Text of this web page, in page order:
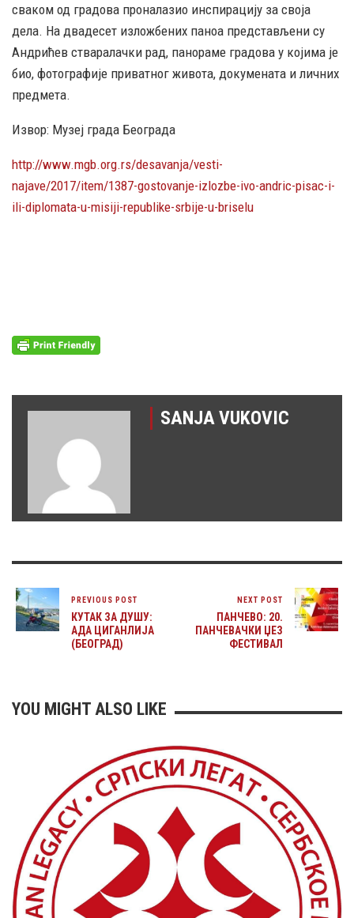
сваком од градова проналазио инспирацију за своја
дела. На двадесет изложбених паноа представљени су
Андрићев стваралачки рад, панораме градова у којима је
био, фотографије приватног живота, докумената и личних
предмета.
Извор: Музеј града Београда
http://www.mgb.org.rs/desavanja/vesti-
najave/2017/item/1387-gostovanje-izlozbe-ivo-andric-pisac-i-
ili-diplomata-u-misiji-republike-srbije-u-briselu
SANJA VUKOVIC
PREVIOUS POST
КУТАК ЗА ДУШУ:
АДА ЦИГАНЛИЈА
(БЕОГРАД)
NEXT POST
ПАНЧЕВО: 20.
ПАНЧЕВАЧКИ ЏЕЗ
ФЕСТИВАЛ
YOU MIGHT ALSO LIKE